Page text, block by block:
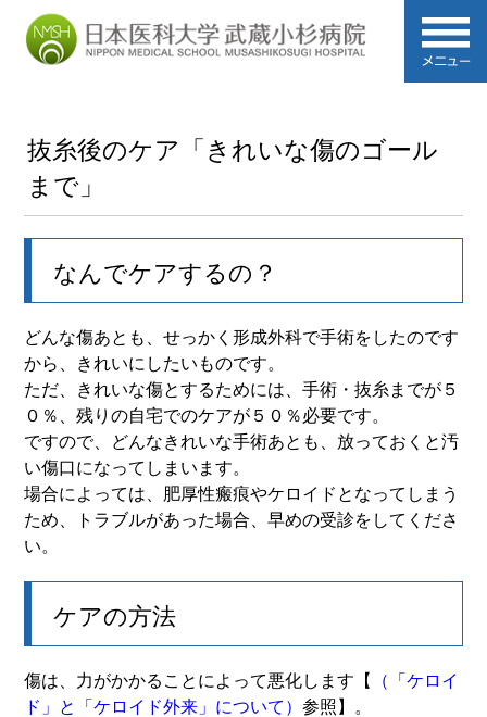
抜糸後のケア「きれいな傷のゴール
まで」
なんでケアするの？
どんな傷あとも、せっかく形成外科で手術をしたのです
から、きれいにしたいものです。
ただ、きれいな傷とするためには、手術・抜糸までが５
０％、残りの自宅でのケアが５０％必要です。
ですので、どんなきれいな手術あとも、放っておくと汚
い傷口になってしまいます。
場合によっては、肥厚性瘢痕やケロイドとなってしまう
ため、トラブルがあった場合、早めの受診をしてくださ
い。
ケアの方法
傷は、力がかかることによって悪化します【
（「ケロイ
ド」と「ケロイド外来」について）参照】。